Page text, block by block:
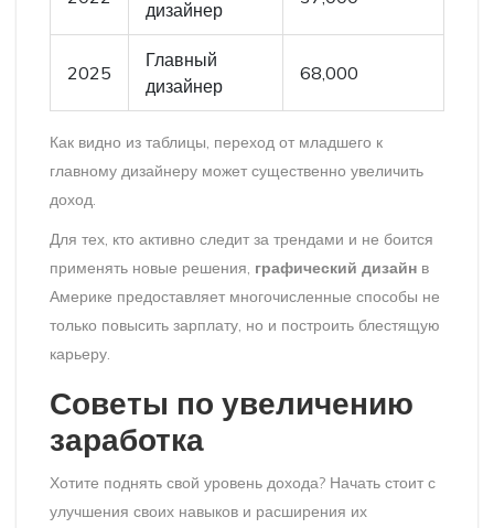
дизайнер
2025
Главный
дизайнер
68,000
Как видно из таблицы, переход от младшего к
главному дизайнеру может существенно увеличить
доход.
Для тех, кто активно следит за трендами и не боится
применять новые решения, графический дизайн в
Америке предоставляет многочисленные способы не
только повысить зарплату, но и построить блестящую
карьеру.
Советы по увеличению
заработка
Хотите поднять свой уровень дохода? Начать стоит с
улучшения своих навыков и расширения их